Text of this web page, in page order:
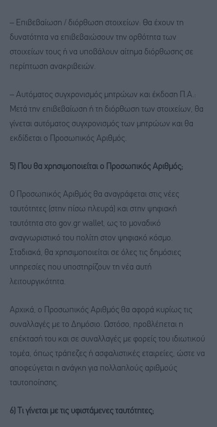
– Επιβεβαίωση / διόρθωση στοιχείων: Θα έχουν τη
δυνατότητα να επιβεβαιώσουν την ορθότητα των
στοιχείων τους ή να υποβάλουν αίτημα διόρθωσης σε
περίπτωση ανακριβειών.
– Αυτόματος συγχρονισμός μητρώων και έκδοση Π.Α.:
Μετά την επιβεβαίωση ή τη διόρθωση των στοιχείων, θα
γίνεται αυτόματος συγχρονισμός των μητρώων και θα
εκδίδεται ο Προσωπικός Αριθμός.
5) Που θα χρησιμοποιείται ο Προσωπικός Αριθμός;
Ο Προσωπικός Αριθμός θα αναγράφεται στις νέες
ταυτότητες (στην πίσω πλευρά) και στην ψηφιακή
ταυτότητα στο gov.gr wallet, ως το μοναδικό
αναγνωριστικό του πολίτη στον ψηφιακό κόσμο.
Σταδιακά, θα χρησιμοποιείται σε όλες τις δημόσιες
υπηρεσίες που υποστηρίζουν τη νέα αυτή
λειτουργικότητα.
Αρχικά, ο Προσωπικός Αριθμός θα αφορά κυρίως τις
συναλλαγές με το Δημόσιο. Ωστόσο, προβλέπεται η
επέκτασή του και σε συναλλαγές με φορείς του ιδιωτικού
τομέα, όπως τράπεζες ή ασφαλιστικές εταιρείες, ώστε να
αποφεύγεται η ανάγκη για πολλαπλούς αριθμούς
ταυτοποίησης.
6) Τι γίνεται με τις υφιστάμενες ταυτότητες;